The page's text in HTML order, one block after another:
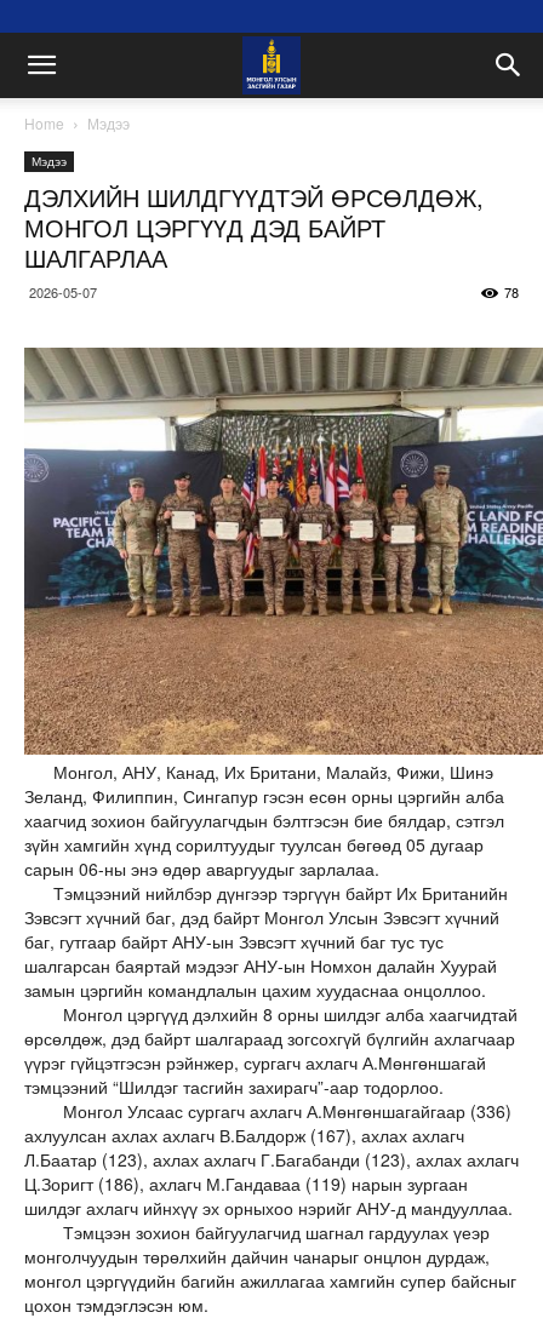
Home Мэдээ
Мэдээ
ДЭЛХИЙН ШИЛДГҮҮДТЭЙ ӨРСӨЛДӨЖ,
МОНГОЛ ЦЭРГҮҮД ДЭД БАЙРТ
ШАЛГАРЛАА
2026-05-07 78
Монгол, АНУ, Канад, Их Британи, Малайз, Фижи, Шинэ
Зеланд, Филиппин, Сингапур гэсэн есөн орны цэргийн алба
хаагчид зохион байгуулагчдын бэлтгэсэн бие бялдар, сэтгэл
зүйн хамгийн хүнд сорилтуудыг туулсан бөгөөд 05 дугаар
сарын 06-ны энэ өдөр аваргуудыг зарлалаа.
Тэмцээний нийлбэр дүнгээр тэргүүн байрт Их Британийн
Зэвсэгт хүчний баг, дэд байрт Монгол Улсын Зэвсэгт хүчний
баг, гутгаар байрт АНУ-ын Зэвсэгт хүчний баг тус тус
шалгарсан баяртай мэдээг АНУ-ын Номхон далайн Хуурай
замын цэргийн командлалын цахим хуудаснаа онцоллоо.
Монгол цэргүүд дэлхийн 8 орны шилдэг алба хаагчидтай
өрсөлдөж, дэд байрт шалгараад зогсохгүй бүлгийн ахлагчаар
үүрэг гүйцэтгэсэн рэйнжер, сургагч ахлагч А.Мөнгөншагай
тэмцээний “Шилдэг тасгийн захирагч”-аар тодорлоо.
Монгол Улсаас сургагч ахлагч А.Мөнгөншагайгаар (336)
ахлуулсан ахлах ахлагч В.Балдорж (167), ахлах ахлагч
Л.Баатар (123), ахлах ахлагч Г.Багабанди (123), ахлах ахлагч
Ц.Зоригт (186), ахлагч М.Гандаваа (119) нарын зургаан
шилдэг ахлагч ийнхүү эх орныхоо нэрийг АНУ-д мандууллаа.
Тэмцээн зохион байгуулагчид шагнал гардуулах үеэр
монголчуудын төрөлхийн дайчин чанарыг онцлон дурдаж,
монгол цэргүүдийн багийн ажиллагаа хамгийн супер байсныг
цохон тэмдэглэсэн юм.